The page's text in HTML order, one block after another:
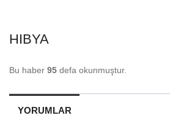
HIBYA
Bu haber 95 defa okunmuştur.
YORUMLAR